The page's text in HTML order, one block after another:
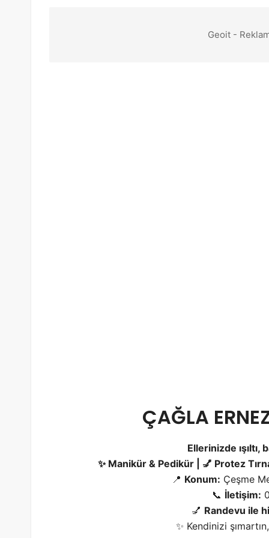
Geoit -
ÇAĞLA
Ellerinizde ışıltı,
✨ Manikür & Pedikür | 💅 Protez
📍 Konum: Çeşme
📞 İletişim:
💅 Randevu ile
✨ Kendinizi